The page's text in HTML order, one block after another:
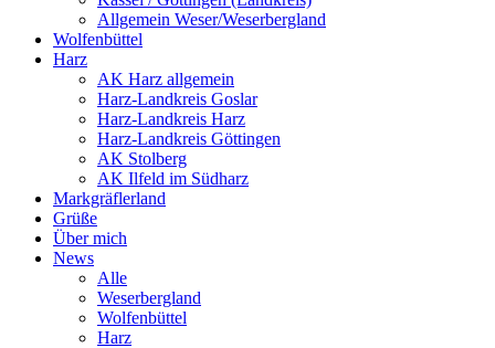
Allgemein Weser/Weserbergland
Wolfenbüttel
Harz
AK Harz allgemein
Harz-Landkreis Goslar
Harz-Landkreis Harz
Harz-Landkreis Göttingen
AK Stolberg
AK Ilfeld im Südharz
Markgräflerland
Grüße
Über mich
News
Alle
Weserbergland
Wolfenbüttel
Harz